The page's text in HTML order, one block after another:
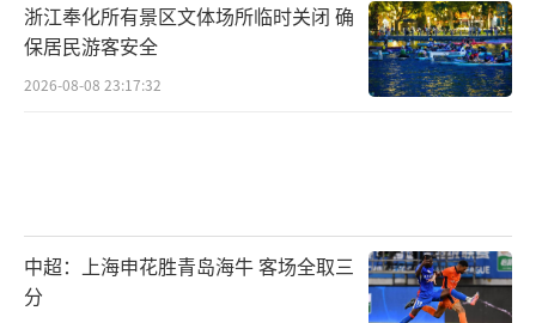
浙江奉化所有景区文体场所临时关闭 确
保居民游客安全
2026-08-08 23:17:32
中超：上海申花胜青岛海牛 客场全取三
分